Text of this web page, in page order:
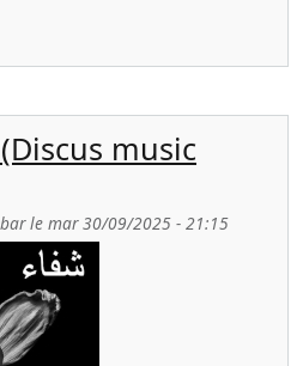
music
le mar 30/09/2025 - 21:15